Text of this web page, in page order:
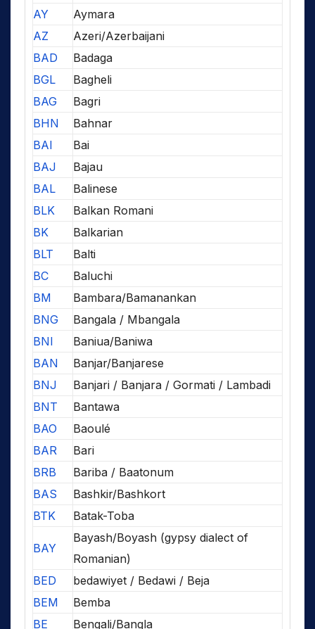
AY
Aymara
AZ
Azeri/Azerbaijani
BAD
Badaga
BGL
Bagheli
BAG
Bagri
BHN
Bahnar
BAI
Bai
BAJ
Bajau
BAL
Balinese
BLK
Balkan Romani
BK
Balkarian
BLT
Balti
BC
Baluchi
BM
Bambara/Bamanankan
BNG
Bangala / Mbangala
BNI
Baniua/Baniwa
BAN
Banjar/Banjarese
BNJ
Banjari / Banjara / Gormati / Lambadi
BNT
Bantawa
BAO
Baoulé
BAR
Bari
BRB
Bariba / Baatonum
BAS
Bashkir/Bashkort
BTK
Batak-Toba
BAY
Bayash/Boyash (gypsy dialect of
Romanian)
BED
bedawiyet / Bedawi / Beja
BEM
Bemba
BE
Bengali/Bangla